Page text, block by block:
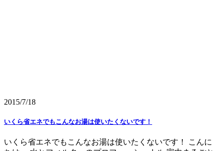
2015/7/18
いくら省エネでもこんなお湯は使いたくないです！
いくら省エネでもこんなお湯は使いたくないです！ こんに